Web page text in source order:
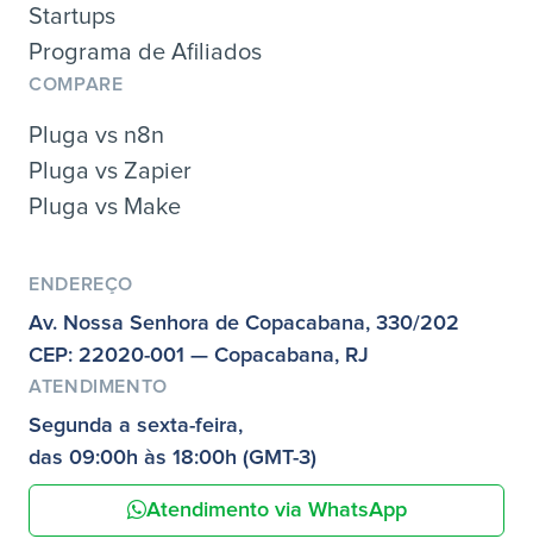
Startups
Programa de Afiliados
COMPARE
Pluga vs n8n
Pluga vs Zapier
Pluga vs Make
ENDEREÇO
Av. Nossa Senhora de Copacabana, 330/202
CEP: 22020-001 — Copacabana, RJ
ATENDIMENTO
Segunda a sexta-feira,
das 09:00h às 18:00h (GMT-3)
Atendimento via WhatsApp